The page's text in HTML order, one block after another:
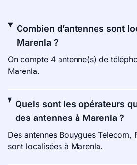
Combien d’antennes sont
Marenla ?
On compte 4 antenne(s) de
Marenla.
Quels sont les opérateurs
des antennes à Marenla ?
Des antennes Bouygues Telecom,
sont localisées à Marenla.